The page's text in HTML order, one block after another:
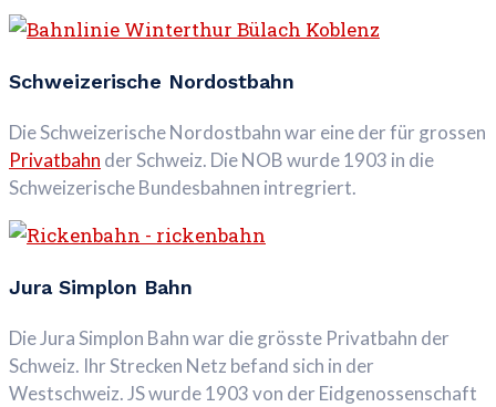
Schweizerische Nordostbahn
Die Schweizerische Nordostbahn war eine der für grossen
Privatbahn der Schweiz. Die NOB wurde 1903 in die
Schweizerische Bundesbahnen intregriert.
Jura Simplon Bahn
Die Jura Simplon Bahn war die grösste Privatbahn der
Schweiz. Ihr Strecken Netz befand sich in der
Westschweiz. JS wurde 1903 von der Eidgenossenschaft